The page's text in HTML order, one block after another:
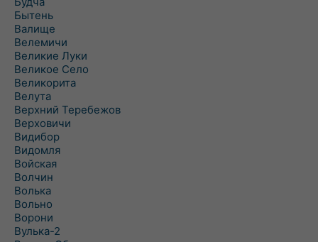
Бытень
Валище
Велемичи
Великие Луки
Великое Село
Великорита
Велута
Верхний Теребежов
Верховичи
Видибор
Видомля
Войская
Волчин
Волька
Вольно
Ворони
Вулька-2